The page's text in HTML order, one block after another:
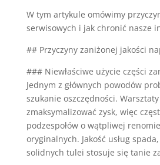
W tym artykule omówimy
serwisowych i jak chronić nasze
## Przyczyny zaniżonej jakości
### Niewłaściwe użycie części
Jednym z głównych powodów
szukanie oszczędności.
zmaksymalizować zysk, więc
podzespołów o wątpliwej
oryginalnych. Jakość usług
solidnych tulei stosuje się tanie